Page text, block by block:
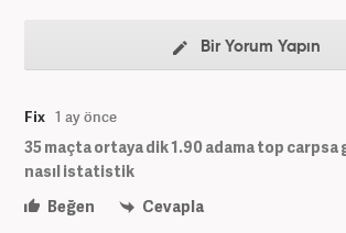
Bir Yorum Yapın
Fix 1 ay önce
35 maçta ortaya dik 1.90 adama top carpsa
nasıl istatistik
Beğen
Cevapla